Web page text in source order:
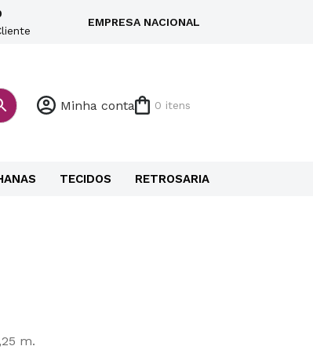
EMPRESA NACIONAL
Minha conta 0 itens
TECIDOS RETROSARIA
m.